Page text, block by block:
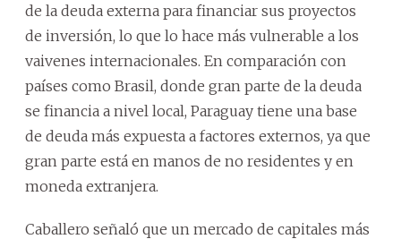
de la deuda externa para financiar sus proyectos
de inversión, lo que lo hace más vulnerable a los
vaivenes internacionales. En comparación con
países como Brasil, donde gran parte de la deuda
se financia a nivel local, Paraguay tiene una base
de deuda más expuesta a factores externos, ya que
gran parte está en manos de no residentes y en
moneda extranjera.
Caballero señaló que un mercado de capitales más